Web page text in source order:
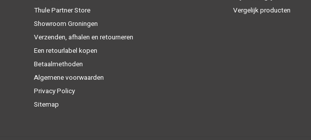
Thule Partner Store
Showroom Groningen
Verzenden, afhalen en retourneren
Een retourlabel kopen
Betaalmethoden
Algemene voorwaarden
Privacy Policy
Sitemap
Vergelijk producten